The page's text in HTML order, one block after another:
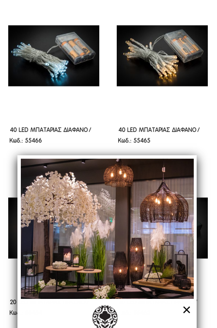
40 LED ΜΠΑΤΑΡΙΑΣ ΔΙΑΦΑΝΟ/
ΠΑΓΟΥ ΣΤΑΘΕΡΟ 2ΜΕΤΡΑ
40 LED ΜΠΑΤΑΡΙΑΣ ΔΙΑΦΑΝΟ/
ΠΑΓΟΥ ΣΤΑΘΕΡΟ 2ΜΕΤΡΑ
Κωδ.: 55466
40 LED ΜΠΑΤΑΡΙΑΣ ΔΙΑΦΑΝΟ/
ΛΕΥΚΟ ΣΤΑΘΕΡΟ 2ΜΕΤΡΑ
40 LED ΜΠΑΤΑΡΙΑΣ ΔΙΑΦΑΝΟ/
ΛΕΥΚΟ ΣΤΑΘΕΡΟ 2ΜΕΤΡΑ
Κωδ.: 55465
20 LED ΜΠΑΤΑΡΙΑΣ ΠΡΑΣΙΝΟ/
ΚΟΚΚΙΝΟ ΣΤΑΘΕΡΟ 1ΜΕΤΡΟ
20 LED ΜΠΑΤΑΡΙΑΣ ΠΡΑΣΙΝΟ/
ΚΟΚΚΙΝΟ ΣΤΑΘΕΡΟ 1ΜΕΤΡΟ
Κωδ.: 55464
20 LED ΜΠΑΤΑΡΙΑΣ ΠΡΑΣΙΝΟ/
ΛΕΥΚΟ ΣΤΑΘΕΡΟ 1ΜΕΤΡΟ
20 LED ΜΠΑΤΑΡΙΑΣ ΠΡΑΣΙΝΟ/
ΛΕΥΚΟ ΣΤΑΘΕΡΟ 1ΜΕΤΡΟ×